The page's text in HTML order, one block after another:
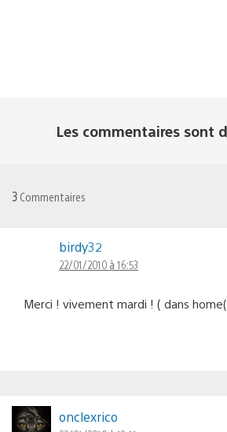
Les commentaires sont
3 Commentaires
birdy32
22/01/2010 à 16:53
Merci ! vivement mardi ! ( dans
onclexrico